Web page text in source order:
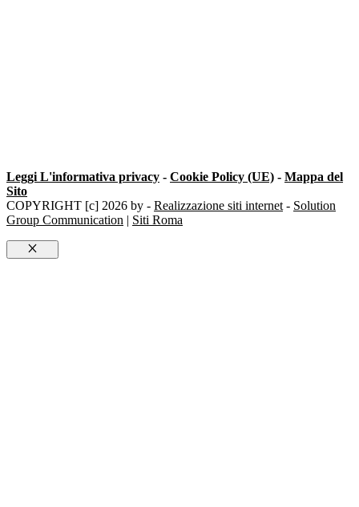
Leggi L'informativa privacy - Cookie Policy (UE) - Mappa del
Sito
COPYRIGHT [c] 2026 by - Realizzazione siti internet- Solution
Group Communication | Siti Roma
Chiudi